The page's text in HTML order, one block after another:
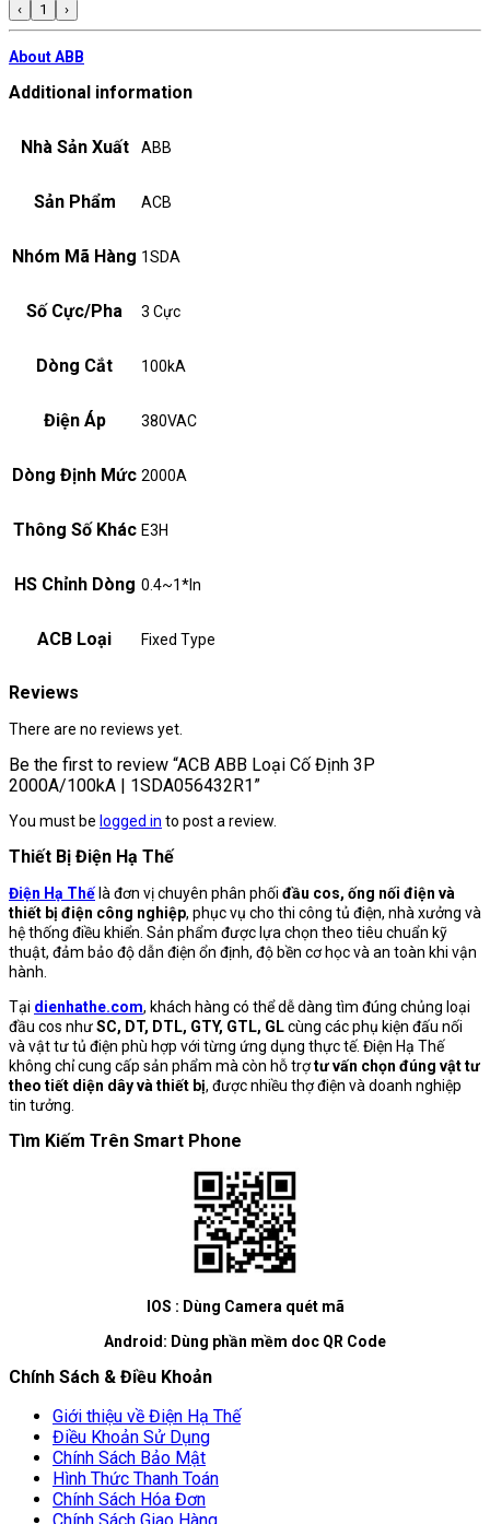
‹ 1 ›
About ABB
Additional information
Nhà Sản Xuất ABB
Sản Phẩm ACB
Nhóm Mã Hàng 1SDA
Số Cực/Pha 3 Cực
Dòng Cắt 100kA
Điện Áp 380VAC
Dòng Định Mức 2000A
Thông Số Khác E3H
HS Chỉnh Dòng 0.4~1*In
ACB Loại Fixed Type
Reviews
There are no reviews yet.
Be the first to review “ACB ABB Loại Cố Định 3P
2000A/100kA | 1SDA056432R1”
You must be logged in to post a review.
Thiết Bị Điện Hạ Thế
Điện Hạ Thế là đơn vị chuyên phân phối đầu cos, ống nối điện và
thiết bị điện công nghiệp, phục vụ cho thi công tủ điện, nhà xưởng và
hệ thống điều khiển. Sản phẩm được lựa chọn theo tiêu chuẩn kỹ
thuật, đảm bảo độ dẫn điện ổn định, độ bền cơ học và an toàn khi vận
hành.
Tại dienhathe.com, khách hàng có thể dễ dàng tìm đúng chủng loại
đầu cos nhưSC, DT, DTL, GTY, GTL, GLcùng các phụ kiện đấu nối
và vật tư tủ điện phù hợp với từng ứng dụng thực tế. Điện Hạ Thế
không chỉ cung cấp sản phẩm mà còn hỗ trợtư vấn chọn đúng vật tư
theo tiết diện dây và thiết bị, được nhiều thợ điện và doanh nghiệp
tin tưởng.
Tìm Kiếm Trên Smart Phone
IOS : Dùng Camera quét mã
Android: Dùng phần mềm doc QR Code
Chính Sách & Điều Khoản
Giới thiệu về Điện Hạ Thế
Điều Khoản Sử Dụng
Chính Sách Bảo Mật
Hình Thức Thanh Toán
Chính Sách Hóa Đơn